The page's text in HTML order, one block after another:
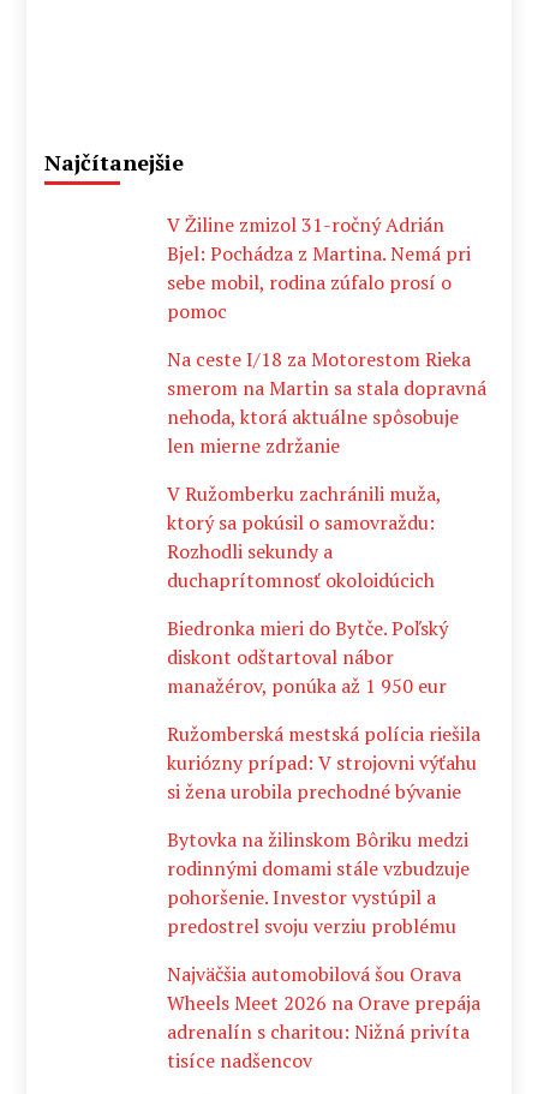
Najčítanejšie
V Žiline zmizol 31-ročný Adrián
Bjel: Pochádza z Martina. Nemá pri
sebe mobil, rodina zúfalo prosí o
pomoc
Na ceste I/18 za Motorestom Rieka
smerom na Martin sa stala dopravná
nehoda, ktorá aktuálne spôsobuje
len mierne zdržanie
V Ružomberku zachránili muža,
ktorý sa pokúsil o samovraždu:
Rozhodli sekundy a
duchaprítomnosť okoloidúcich
Biedronka mieri do Bytče. Poľský
diskont odštartoval nábor
manažérov, ponúka až 1 950 eur
Ružomberská mestská polícia riešila
kuriózny prípad: V strojovni výťahu
si žena urobila prechodné bývanie
Bytovka na žilinskom Bôriku medzi
rodinnými domami stále vzbudzuje
pohoršenie. Investor vystúpil a
predostrel svoju verziu problému
Najväčšia automobilová šou Orava
Wheels Meet 2026 na Orave prepája
adrenalín s charitou: Nižná privíta
tisíce nadšencov